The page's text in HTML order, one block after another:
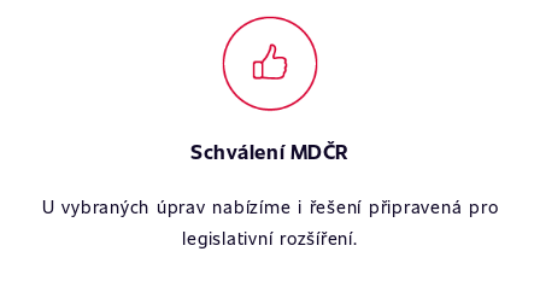
Schválení MDČR
U vybraných úprav nabízíme i řešení připravená pro
legislativní rozšíření.